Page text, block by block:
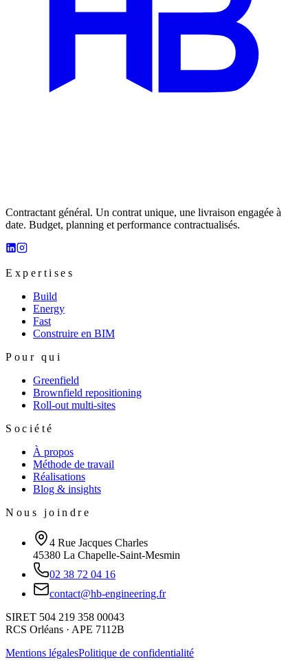
Contractant général. Un contrat unique, une livraison engagée à
date. Budget, planning et performance contractualisés.
Expertises
Build
Energy
Fast
Construire en BIM
Pour qui
Greenfield
Brownfield repositioning
Roll-out multi-sites
Société
À propos
Méthode de travail
Réalisations
Blog & insights
Nous joindre
4 Rue Jacques Charles
45380 La Chapelle-Saint-Mesmin
02 38 72 04 16
contact@hb-engineering.fr
SIRET 504 219 358 00043
RCS Orléans · APE 7112B
Mentions légalesPolitique de confidentialité